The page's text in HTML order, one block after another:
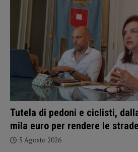
Tutela di pedoni e ciclisti,
mila euro per rendere le
5 Agosto 2026